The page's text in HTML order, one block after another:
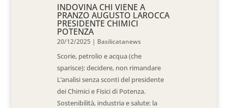
INDOVINA CHI VIENE A
PRANZO AUGUSTO LAROCCA
PRESIDENTE CHIMICI
POTENZA
20/12/2025 | Basilicatanews
Scorie, petrolio e acqua (che
sparisce): decidere, non rimandare
L’analisi senza sconti del presidente
dei Chimici e Fisici di Potenza.
Sostenibilità, industria e salute: la